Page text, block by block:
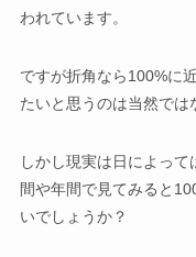
われています。
ですが折角なら100%に
たいと思うのは当然では
しかし現実は日によっ
間や年間で見てみると
いでしょうか？